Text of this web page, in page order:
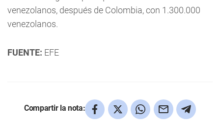
venezolanos, después de Colombia, con 1.300.000
venezolanos.
FUENTE: EFE
Compartir la nota: